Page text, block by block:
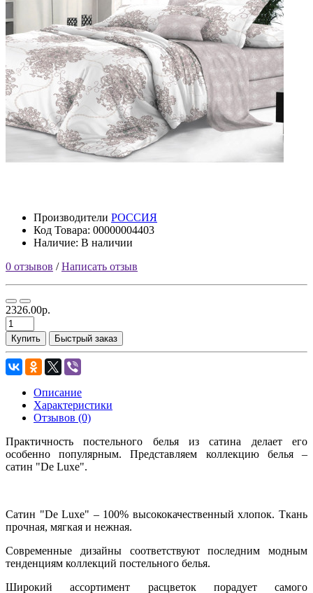
Производители РОССИЯ
Код Товара: 00000004403
Наличие: В наличии
0 отзывов /Написать отзыв
2326.00р.
Купить Быстрый заказ
Описание
Характеристики
Отзывов (0)
Практичность постельного белья из сатина делает его
особенно популярным. Представляем коллекцию белья –
сатин "De Luxe".
Сатин "De Luxe" – 100% высококачественный хлопок. Ткань
прочная, мягкая и нежная.
Современные дизайны соответствуют последним модным
тенденциям коллекций постельного белья.
Широкий ассортимент расцветок порадует самого